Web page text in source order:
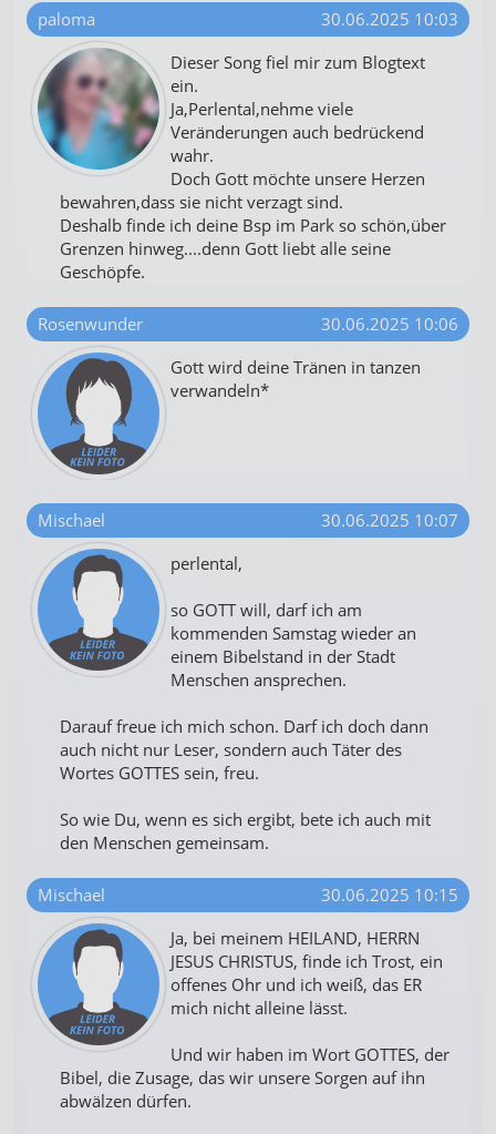
paloma
30.06.2025 10:03
Dieser Song fiel mir zum Blogtext
ein.
Ja,Perlental,nehme viele
Veränderungen auch bedrückend
wahr.
Doch Gott möchte unsere Herzen
bewahren,dass sie nicht verzagt sind.
Deshalb finde ich deine Bsp im Park so schön,über
Grenzen hinweg....denn Gott liebt alle seine
Geschöpfe.
Rosenwunder
30.06.2025 10:06
Gott wird deine Tränen in tanzen
verwandeln*
Mischael
30.06.2025 10:07
perlental,
so GOTT will, darf ich am
kommenden Samstag wieder an
einem Bibelstand in der Stadt
Menschen ansprechen.
Darauf freue ich mich schon. Darf ich doch dann
auch nicht nur Leser, sondern auch Täter des
Wortes GOTTES sein, freu.
So wie Du, wenn es sich ergibt, bete ich auch mit
den Menschen gemeinsam.
Mischael
30.06.2025 10:15
Ja, bei meinem HEILAND, HERRN
JESUS CHRISTUS, finde ich Trost, ein
offenes Ohr und ich weiß, das ER
mich nicht alleine lässt.
Und wir haben im Wort GOTTES, der
Bibel, die Zusage, das wir unsere Sorgen auf ihn
abwälzen dürfen.